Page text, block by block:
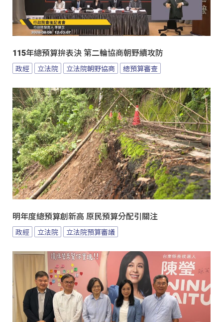
115年總預算拚表決 第二輪協商朝野續攻防
政經 立法院 立法院朝野協商 總預算審查
明年度總預算創新高 原民預算分配引關注
政經 立法院 立法院預算審議